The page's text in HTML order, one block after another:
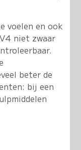
voelen en ook
niet zwaar
beter de
bij een